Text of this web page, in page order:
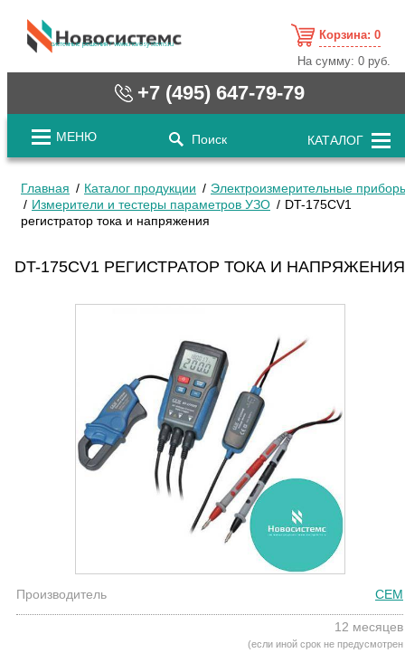
cистемные решения / www.novosystems.ru
Корзина: 0
На сумму:0 руб.
+7 (495) 647-79-79
МЕНЮ Поиск КАТАЛОГ
Главная Каталог продукции
Электроизмерительные
Измерители и тестеры параметров УЗО
DT-175CV1
регистратор тока и напряжения
DT-175CV1 РЕГИСТРАТОР ТОКА И НАПРЯЖЕНИЯ
Производитель CEM
12 месяцев
(если иной срок не предусмотрен